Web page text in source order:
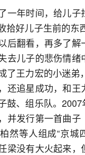
一年时间，给儿
拾好儿子生前的东
后翻看，再多了
去儿子的悲伤情
了王力宏的小迷
还追星成功，和
鼓、组乐队。
并发行第一首曲子
然等人组成“京
梁没有大火起来